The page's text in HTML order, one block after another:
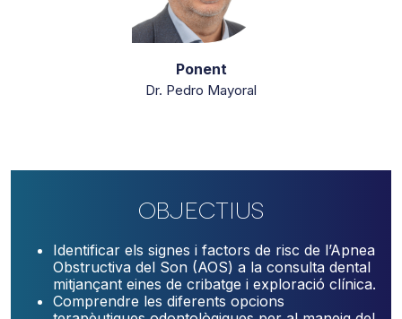
Ponent
Dr. Pedro Mayoral
Objectius
Identificar els signes i factors de risc de l’Apnea
Obstructiva del Son (AOS) a la consulta dental
mitjançant eines de cribatge i exploració clínica.
Comprendre les diferents opcions